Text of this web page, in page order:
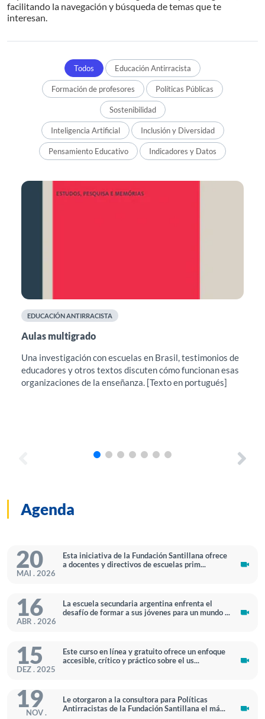
facilitando la navegación y búsqueda de temas que te
interesan.
Todos Educación Antirracista
Formación de profesores Políticas Públicas
Sostenibilidad
Inteligencia Artificial Inclusión y Diversidad
Pensamiento Educativo Indicadores y Datos
EDUCACIÓN ANTIRRACISTA
Aulas multigrado
Una investigación con escuelas en Brasil, testimonios de
educadores y otros textos discuten cómo funcionan esas
organizaciones de la enseñanza. [Texto en portugués]
Agenda
20
MAI . 2026
Esta iniciativa de la Fundación Santillana ofrece
a docentes y directivos de escuelas prim...
16
ABR . 2026
La escuela secundaria argentina enfrenta el
desafío de formar a sus jóvenes para un mundo ...
15
DEZ . 2025
Este curso en línea y gratuito ofrece un enfoque
accesible, crítico y práctico sobre el us...
19
NOV .
Le otorgaron a la consultora para Políticas
Antirracistas de la Fundación Santillana el má...